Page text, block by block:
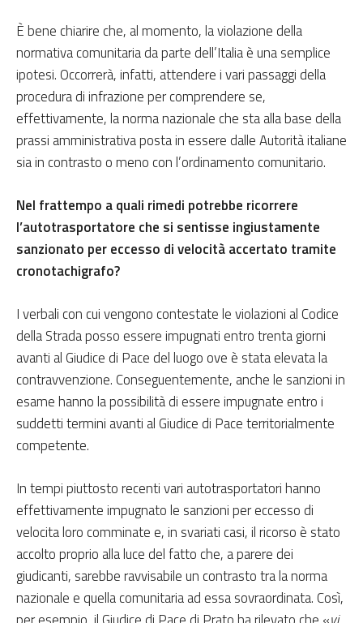
È bene chiarire che, al momento, la violazione della
normativa comunitaria da parte dell’Italia è una semplice
ipotesi. Occorrerà, infatti, attendere i vari passaggi della
procedura di infrazione per comprendere se,
effettivamente, la norma nazionale che sta alla base della
prassi amministrativa posta in essere dalle Autorità italiane
sia in contrasto o meno con l’ordinamento comunitario.
Nel frattempo a quali rimedi potrebbe ricorrere
l’autotrasportatore che si sentisse ingiustamente
sanzionato per eccesso di velocità accertato tramite
cronotachigrafo?
I verbali con cui vengono contestate le violazioni al Codice
della Strada posso essere impugnati entro trenta giorni
avanti al Giudice di Pace del luogo ove è stata elevata la
contravvenzione. Conseguentemente, anche le sanzioni in
esame hanno la possibilità di essere impugnate entro i
suddetti termini avanti al Giudice di Pace territorialmente
competente.
In tempi piuttosto recenti vari autotrasportatori hanno
effettivamente impugnato le sanzioni per eccesso di
velocita loro comminate e, in svariati casi, il ricorso è stato
accolto proprio alla luce del fatto che, a parere dei
giudicanti, sarebbe ravvisabile un contrasto tra la norma
nazionale e quella comunitaria ad essa sovraordinata. Così,